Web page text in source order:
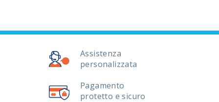
Assistenza
personalizzata
Pagamento
protetto e sicuro